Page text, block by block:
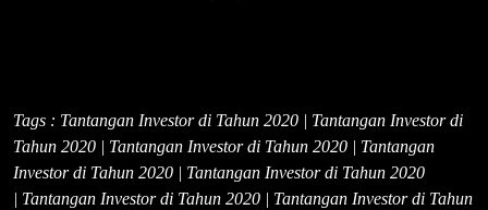
Tags : Tantangan Investor di Tahun 2020 | Tantangan Investor di
Tahun 2020 | Tantangan Investor di Tahun 2020 | Tantangan
Investor di Tahun 2020 | Tantangan Investor di Tahun 2020
| Tantangan Investor di Tahun 2020 | Tantangan Investor di Tahun